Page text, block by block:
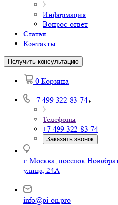
Информация
Вопрос-ответ
Статьи
Контакты
Получить консультацию
0 Корзина
+7 499 322-83-74
Телефоны
+7 499 322-83-74
Заказать звонок
г. Москва, посёлок
улица, 24А
info@pi-on.pro